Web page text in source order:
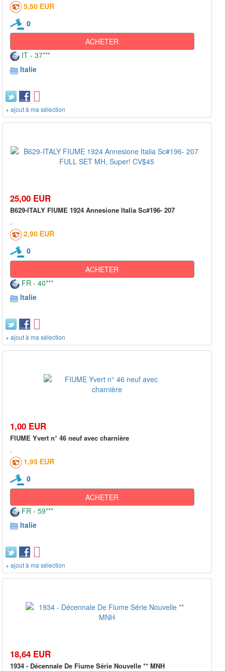
5,50 EUR
0
ACHETER
IT - 37***
Italie
+ ajout à ma sélection
25,00 EUR
B629-ITALY FIUME 1924 Annesione Italia Sc#196- 207
2,90 EUR
0
ACHETER
FR - 40***
Italie
+ ajout à ma sélection
1,00 EUR
FIUME Yvert n° 46 neuf avec charnière
1,95 EUR
0
ACHETER
FR - 59***
Italie
+ ajout à ma sélection
18,64 EUR
1934 - Décennale De Fiume Série Nouvelle ** MNH